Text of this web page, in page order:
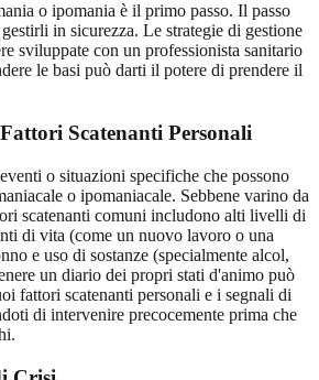
o ipomania è il primo passo. Il passo
in sicurezza. Le strategie di gestione
sviluppate con un professionista sanitario
le basi può darti il potere di prendere il
Scatenanti Personali
o situazioni specifiche che possono
o ipomaniacale. Sebbene varino da
scatenanti comuni includono alti livelli di
di vita (come un nuovo lavoro o una
e uso di sostanze (specialmente alcol,
un diario dei propri stati d'animo può
fattori scatenanti personali e i segnali di
di intervenire precocemente prima che